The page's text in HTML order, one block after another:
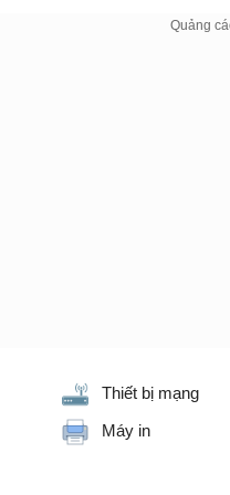
Thiết bị mạng
Máy in